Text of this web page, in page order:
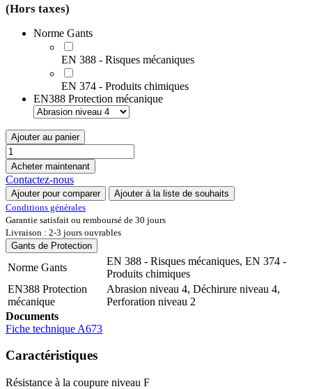
(Hors taxes)
Norme Gants
EN 388 - Risques mécaniques
EN 374 - Produits chimiques
EN388 Protection mécanique
Ajouter au panier
Acheter maintenant
Contactez-nous
Ajouter pour comparer
Ajouter à la liste de souhaits
Conditions générales
Garantie satisfait ou remboursé de 30 jours
Livraison : 2-3 jours ouvrables
Gants de Protection
Norme Gants
EN 388 - Risques mécaniques, EN 374 -
Produits chimiques
EN388 Protection
mécanique
Abrasion niveau 4, Déchirure niveau 4,
Perforation niveau 2
Documents
Fiche technique A673
Caractéristiques
Résistance à la coupure niveau F